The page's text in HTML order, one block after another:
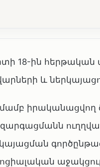
18-ին հերթական
և
իրականացվող